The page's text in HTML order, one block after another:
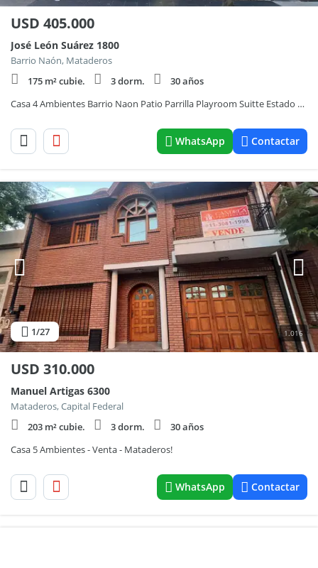
USD 405.000
José León Suárez 1800
Barrio Naón, Mataderos
175 m² cubie.
3 dorm.
30 años
Casa 4 Ambientes Barrio Naon Patio Parrilla Playroom Suitte Estado Excelente
WhatsApp Contactar
1/27 1.016
USD 310.000
Manuel Artigas 6300
Mataderos, Capital Federal
203 m² cubie.
3 dorm.
30 años
Casa 5 Ambientes - Venta - Mataderos!
WhatsApp Contactar